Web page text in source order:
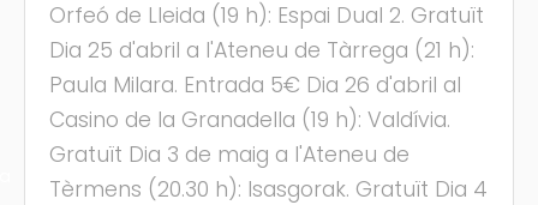
Orfeó de Lleida (19 h): Espai Dual 2. Gratuït
Dia 25 d'abril a l'Ateneu de Tàrrega (21 h):
Paula Milara. Entrada 5€ Dia 26 d'abril al
Casino de la Granadella (19 h): Valdívia.
Gratuït Dia 3 de maig a l'Ateneu de
Tèrmens (20.30 h): Isasgorak. Gratuït Dia 4